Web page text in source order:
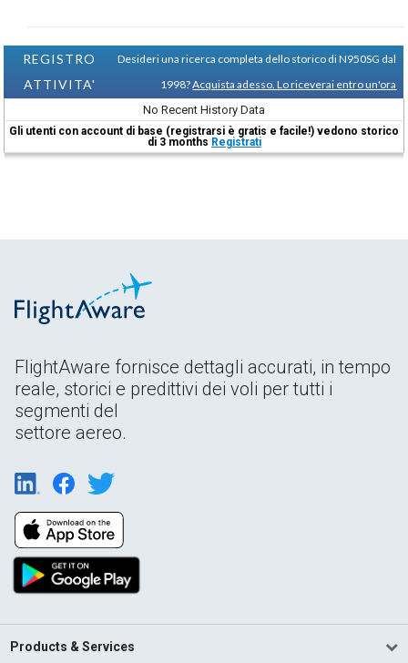
REGISTRO
ATTIVITA'
Desideri una ricerca completa dello storico di N950SG dal
1998?Acquista adesso. Lo riceverai entro un'ora
No Recent History Data
Gli utenti con account di base (registrarsi è gratis e facile!) vedono storico
di 3 months Registrati
FlightAware fornisce dettagli accurati, in tempo
reale, storici e predittivi dei voli per tutti i
segmenti del
settore aereo.
Products & Services